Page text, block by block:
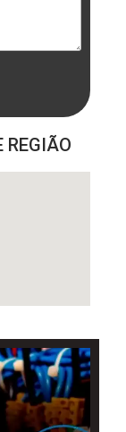
REGIÃO